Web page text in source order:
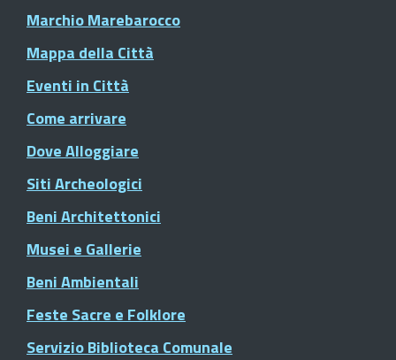
Marchio Marebarocco
Mappa della Città
Eventi in Città
Come arrivare
Dove Alloggiare
Siti Archeologici
Beni Architettonici
Musei e Gallerie
Beni Ambientali
Feste Sacre e Folklore
Servizio Biblioteca Comunale